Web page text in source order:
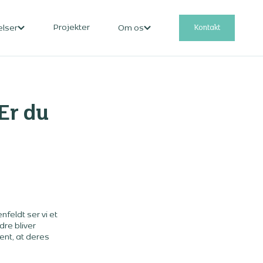
Projekter Om os Kontakt
du
ser vi et
bliver
at deres